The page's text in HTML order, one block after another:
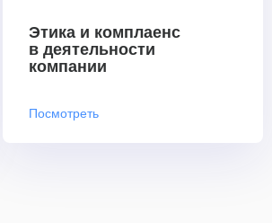
Этика и комплаенс
в деятельности
компании
Посмотреть